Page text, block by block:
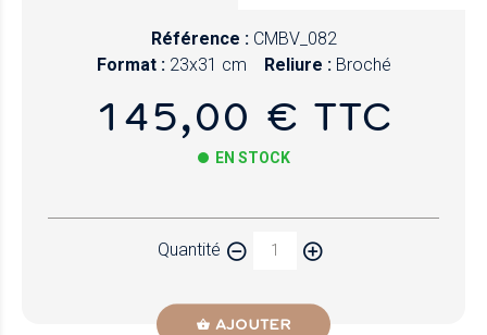
Référence : CMBV_082
Format : 23x31 cm Reliure : Broché
145,00 € TTC
EN STOCK
Quantité
AJOUTER